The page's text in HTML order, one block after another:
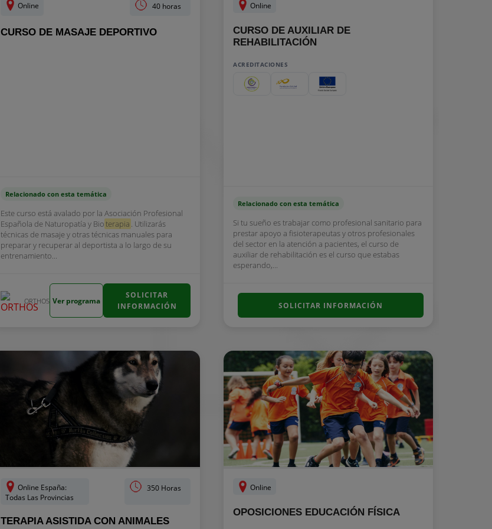
Online 40 horas
CURSO DE MASAJE DEPORTIVO
Relacionado con esta temática
Este curso está avalado por la Asociación Profesional
Española de Naturopatía y Bioterapia . Utilizarás
técnicas de masaje y otras técnicas manuales para
preparar y recuperar al deportista a lo largo de su
entrenamiento...
ORTHOS Ver programa
SOLICITAR
INFORMACIÓN
Online
CURSO DE AUXILIAR DE
REHABILITACIÓN
ACREDITACIONES
Relacionado con esta temática
Si tu sueño es trabajar como profesional sanitario para
prestar apoyo a fisioterapeutas y otros profesionales
del sector en la atención a pacientes, el curso de
auxiliar de rehabilitación es el curso que estabas
esperando,...
SOLICITAR INFORMACIÓN
Online España:
Todas Las Provincias
350 Horas
TERAPIA ASISTIDA CON ANIMALES
Online
OPOSICIONES EDUCACIÓN FÍSICA